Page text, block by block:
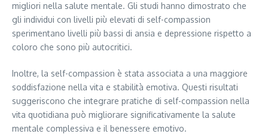
migliori nella salute mentale. Gli studi hanno dimostrato che
gli individui con livelli più elevati di self-compassion
sperimentano livelli più bassi di ansia e depressione rispetto a
coloro che sono più autocritici.
Inoltre, la self-compassion è stata associata a una maggiore
soddisfazione nella vita e stabilità emotiva. Questi risultati
suggeriscono che integrare pratiche di self-compassion nella
vita quotidiana può migliorare significativamente la salute
mentale complessiva e il benessere emotivo.